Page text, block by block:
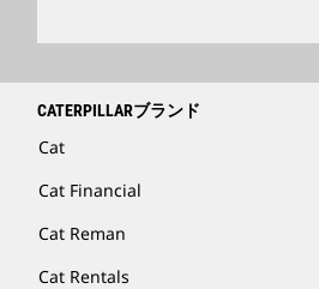
CATERPILLARブランド
Cat
Cat Financial
Cat Reman
Cat Rentals